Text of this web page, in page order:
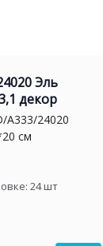
Эль
декор
A333/24020
см
24шт